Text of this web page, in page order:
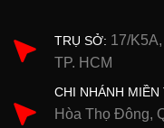
TRỤ SỞ: 17/
TP. HCM
CHI NHÁNH MIỀN
Hòa Thọ Đông,